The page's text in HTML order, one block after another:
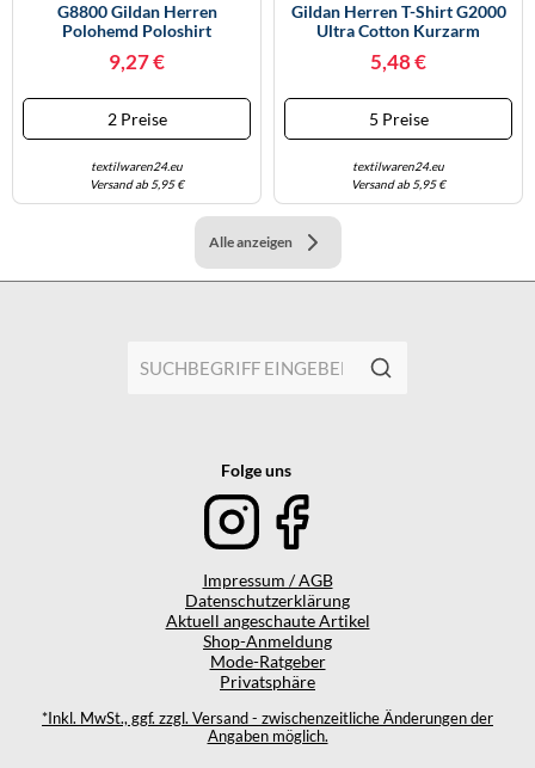
G8800 Gildan Herren
Polohemd Poloshirt
Grey (Heather) M
9,27 €
2 Preise
textilwaren24.eu
Versand ab 5,95 €
Gildan Herren T-Shirt G2000
Ultra Cotton Kurzarm
5,48 €
5 Preise
textilwaren24.eu
Versand ab 5,95 €
Alle anzeigen
Folge uns
Impressum / AGB
Datenschutzerklärung
Aktuell angeschaute Artikel
Shop-Anmeldung
Mode-Ratgeber
Privatsphäre
*Inkl. MwSt., ggf. zzgl. Versand - zwischenzeitliche Änderungen der
Angaben möglich.